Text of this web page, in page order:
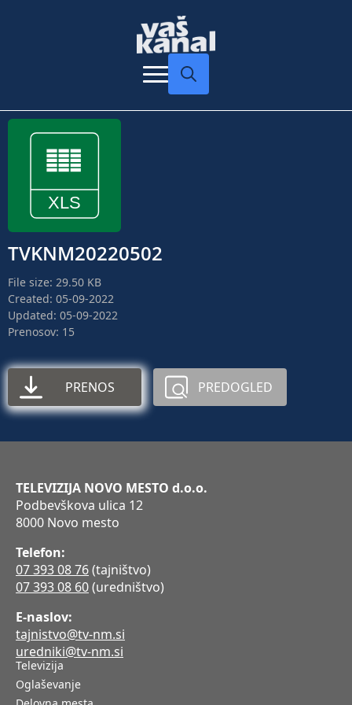
TVKNM20220502
File size: 29.50 KB
Created: 05-09-2022
Updated: 05-09-2022
Prenosov: 15
PRENOS PREDOGLED
TELEVIZIJA NOVO MESTO d.o.o.
Podbevškova ulica 12
8000 Novo mesto
Telefon:
07 393 08 76(tajništvo)
07 393 08 60(uredništvo)
E-naslov:
tajnistvo@tv-nm.si
uredniki@tv-nm.si
Televizija
Oglaševanje